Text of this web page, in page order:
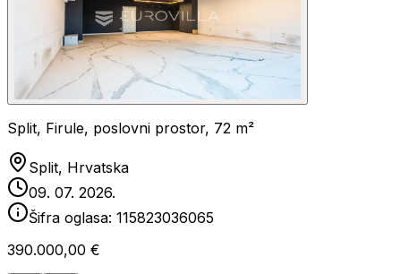
Split, Firule, poslovni prostor, 72 m²
Split, Hrvatska
09. 07. 2026.
Šifra oglasa: 115823036065
390.000,00 €